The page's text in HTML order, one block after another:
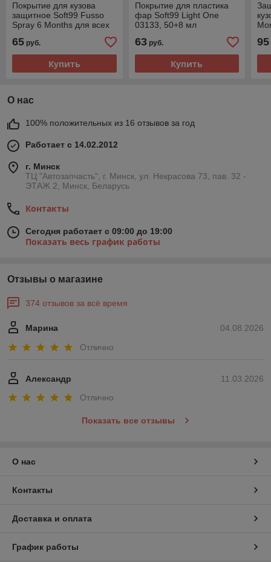
Покрытие для кузова
защитное Soft99 Fusso
Spray 6 Months для всех
65 руб.
Купить
Покрытие для пластика
фар Soft99 Light One
03133, 50+8 мл
63руб.
Купить
95
О нас
100% положительных из 16 отзывов за год
Работает с 14.02.2012
г. Минск
ТЦ "Автозапчасть", г. Минск, ул. Некрасова 73, пав. 32 -
ЭТАЖ 2, Минск, Беларусь
Контакты
Сегодня работает с 09:00 до 19:00
Показать весь график работы
Отзывы о магазине
374 отзывов за всё время
04.08.2026
Марина
Отлично
11.03.2026
Александр
Отлично
Показать все отзывы
О нас
Контакты
Доставка и оплата
График работы